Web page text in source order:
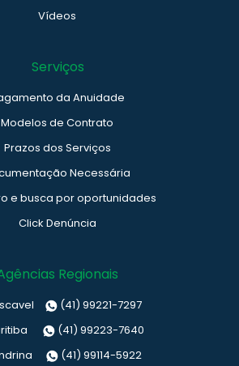
Vídeos
Serviços
da Anuidade
Modelos de Contrato
Prazos dos Serviços
Necessária
e busca por oportunidades
Click Denúncia
Regionais
(41) 99221-7297
(41) 99223-7640
(41) 99114-5922